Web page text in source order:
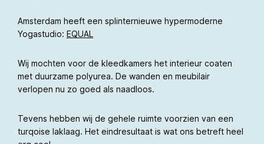
Amsterdam heeft een splinternieuwe hypermoderne
Yogastudio: EQUAL
Wij mochten voor de kleedkamers het interieur coaten
met duurzame polyurea. De wanden en meubilair
verlopen nu zo goed als naadloos.
Tevens hebben wij de gehele ruimte voorzien van een
turqoise laklaag. Het eindresultaat is wat ons betreft heel